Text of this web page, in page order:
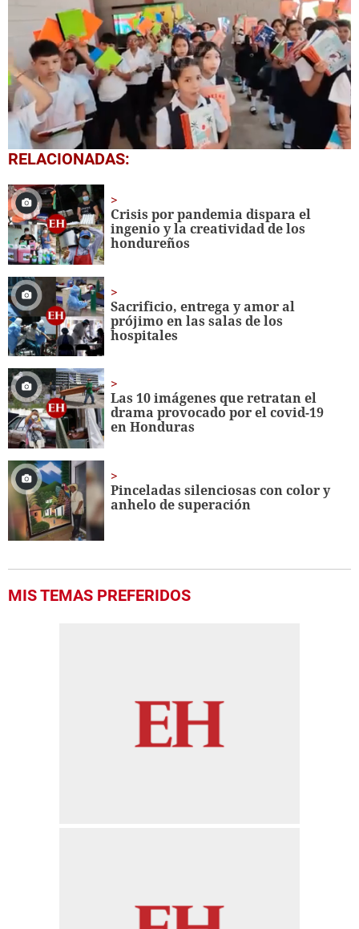
0
of
minute,
56
seconds
RELACIONADAS:
Crisis por pandemia dispara el
ingenio y la creatividad de los
hondureños
Sacrificio, entrega y amor al
prójimo en las salas de los
hospitales
Las 10 imágenes que retratan el
drama provocado por el covid-19
en Honduras
Pinceladas silenciosas con color y
anhelo de superación
MIS TEMAS PREFERIDOS